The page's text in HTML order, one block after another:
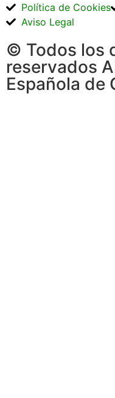
© Todos los
reservados
Española de
Política de Cookies
Aviso Legal